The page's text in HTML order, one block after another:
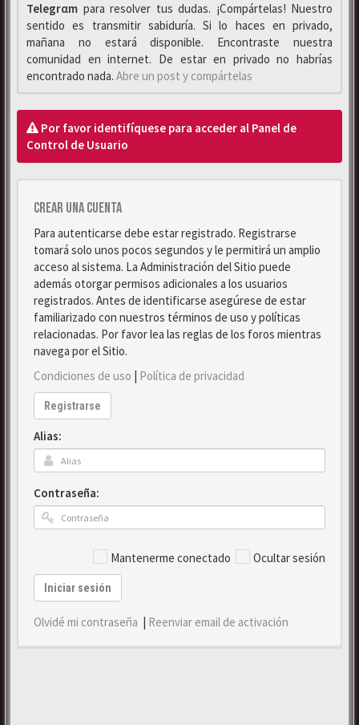
Telegrαm para resolver tus dudas. ¡Compártelas! Nuestro
sentido es transmitir sabiduría. Si lo haces en privado,
mañana no estará disponible. Encontraste nuestra
comunidad en internet. De estar en privado no habrías
encontrado nada. Abre un post y compártelas
Por favor identifíquese para acceder al Panel de
Control de Usuario
Crear una cuenta
Para autenticarse debe estar registrado. Registrarse
tomará solo unos pocos segundos y le permitirá un amplio
acceso al sistema. La Administración del Sitio puede
además otorgar permisos adicionales a los usuarios
registrados. Antes de identificarse asegúrese de estar
familiarizado con nuestros términos de uso y políticas
relacionadas. Por favor lea las reglas de los foros mientras
navega por el Sitio.
Condiciones de uso | Política de privacidad
Registrarse
Alias:
Contraseña:
Mantenerme conectado Ocultar sesión
Iniciar sesión
Olvidé mi contraseña | Reenviar email de activación